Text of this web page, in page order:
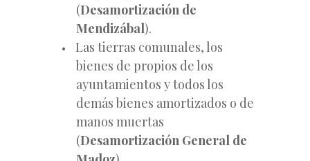
(Desamortización de
Mendizábal).
Las tierras comunales, los
bienes de propios de los
ayuntamientos y todos los
demás bienes amortizados o de
manos muertas
(Desamortización General de